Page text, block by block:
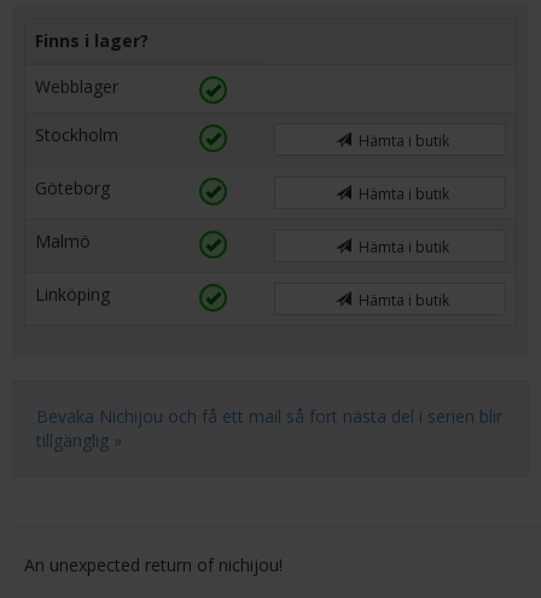
Finns i lager?
Webblager
Stockholm Hämta i butik
Göteborg Hämta i butik
Malmö Hämta i butik
Linköping Hämta i butik
Bevaka Nichijou och få ett mail så fort nästa del i serien blir
tillgänglig »
An unexpected return of nichijou!